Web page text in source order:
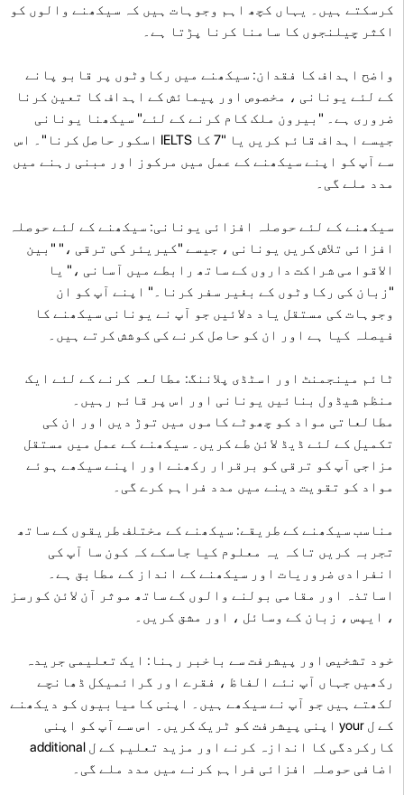
کرسکتے ہیں۔ یہاں کچھ اہم وجوہات ہیں کہ سیکھنے والوں کو
اکثر چیلنجوں کا سامنا کرنا پڑتا ہے۔
واضح اہداف کا فقدان: سیکھنے میں رکاوٹوں پر قابو پانے
کے لئے یونانی ، مخصوص اور پیمائش کے اہداف کا تعین کرنا
ضروری ہے۔ "بیرون ملک کام کرنے کے لئے" سیکھنا یونانی
جیسے اہداف قائم کریں یا "7 کا IELTS اسکور حاصل کرنا"۔ اس
سے آپ کو اپنے سیکھنے کے عمل میں مرکوز اور مبنی رہنے میں
مدد ملے گی۔
سیکھنے کے لئے حوصلہ افزائی یونانی: سیکھنے کے لئے حوصلہ
افزائی تلاش کریں یونانی ، جیسے "کیریئر کی ترقی ،" "بین
الاقوامی شراکت داروں کے ساتھ رابطے میں آسانی ،" یا
"زبان کی رکاوٹوں کے بغیر سفر کرنا۔" اپنے آپ کو ان
وجوہات کی مستقل یاد دلائیں جو آپ نے یونانی سیکھنے کا
فیصلہ کیا ہے اور ان کو حاصل کرنے کی کوشش کرتے ہیں۔
ٹائم مینجمنٹ اور اسٹڈی پلاننگ: مطالعہ کرنے کے لئے ایک
منظم شیڈول بنائیں یونانی اور اس پر قائم رہیں۔
مطالعاتی مواد کو چھوٹے کاموں میں توڑ دیں اور ان کی
تکمیل کے لئے ڈیڈ لائن طے کریں۔ سیکھنے کے عمل میں مستقل
مزاجی آپ کو ترقی کو برقرار رکھنے اور اپنے سیکھے ہوئے
مواد کو تقویت دینے میں مدد فراہم کرے گی۔
مناسب سیکھنے کے طریقے: سیکھنے کے مختلف طریقوں کے ساتھ
تجربہ کریں تاکہ یہ معلوم کیا جاسکے کہ کون سا آپ کی
انفرادی ضروریات اور سیکھنے کے انداز کے مطابق ہے۔
اساتذہ اور مقامی بولنے والوں کے ساتھ موثر آن لائن کورسز
، ایپس ، زبان کے وسائل ، اور مشق کریں۔
خود تشخیص اور پیشرفت سے باخبر رہنا: ایک تعلیمی جریدہ
رکھیں جہاں آپ نئے الفاظ ، فقرے اور گرائمیکل ڈھانچے
لکھتے ہیں جو آپ نے سیکھے ہیں۔ اپنی کامیابیوں کو دیکھنے
کے ل your اپنی پیشرفت کو ٹریک کریں۔ اس سے آپ کو اپنی
کارکردگی کا اندازہ کرنے اور مزید تعلیم کے ل additional
اضافی حوصلہ افزائی فراہم کرنے میں مدد ملے گی۔